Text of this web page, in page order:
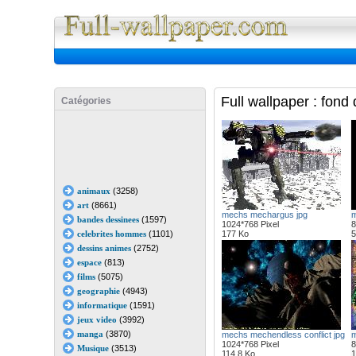
Catégories
animaux (3258)
art(8661)
bandes dessinees(1597)
celebrites hommes(1101)
dessins animes(2752)
espace(813)
films(5075)
geographie(4943)
informatique(1591)
jeux video (3992)
manga (3870)
Musique(3513)
Full wallpaper : fond
mechs mechargus jpg
1024*768 Pixel
177 Ko
mechs mechendless conflict jpg
1024*768 Pixel
114.8 Ko